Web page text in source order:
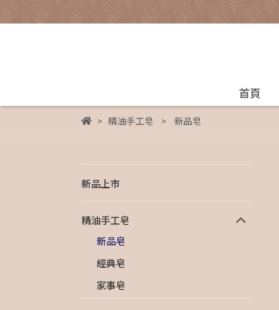
首頁
精油手工皂 新品皂
新品上市
精油手工皂
新品皂
經典皂
家事皂